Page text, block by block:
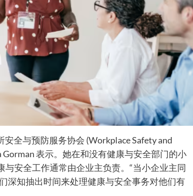
全与预防服务协会 (Workplace Safety and
Gorman 表示。她在和没有健康与安全部门的小
安全工作通常由企业主负责。“当小企业主同
深知抽出时间来处理健康与安全事务对他们有